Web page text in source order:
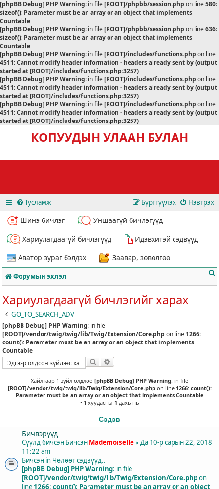
[phpBB Debug] PHP Warning: in file[ROOT]/phpbb/session.php on line580:
sizeof(): Parameter must be an array or an object that implements
Countable
[phpBB Debug] PHP Warning: in file[ROOT]/phpbb/session.php on line636:
sizeof(): Parameter must be an array or an object that implements
Countable
[phpBB Debug] PHP Warning: in file[ROOT]/includes/functions.php on line
4511:Cannot modify header information - headers already sent by (output
started at [ROOT]/includes/functions.php:3257)
[phpBB Debug] PHP Warning: in file[ROOT]/includes/functions.php on line
4511:Cannot modify header information - headers already sent by (output
started at [ROOT]/includes/functions.php:3257)
[phpBB Debug] PHP Warning: in file[ROOT]/includes/functions.php on line
4511:Cannot modify header information - headers already sent by (output
started at [ROOT]/includes/functions.php:3257)
КОПУУДЫН УЛААН БУЛАН
Тусламж Нэвтрэх
Бүртгүүлэх
Шинэ бичлэг
Уншаагүй бичлэгүүд
Хариулагдаагүй бичлэгүүд
Идэвхитэй сэдвүүд
Аватор зураг бэлдэх
Заавар, зөвөлгөө
Форумын эхлэл
Хариулагдаагүй бичлэгийг харах
GO_TO_SEARCH_ADV
[phpBB Debug] PHP Warning: in file
[ROOT]/vendor/twig/twig/lib/Twig/Extension/Core.php on line 1266:
count(): Parameter must be an array or an object that implements
Countable
Хайлт
Хайлтаар 1 зүйл олдлоо [phpBB Debug] PHP Warning: in file
[ROOT]/vendor/twig/twig/lib/Twig/Extension/Core.phpon line 1266: count():
Parameter must be an array or an object that implements Countable
• 1 хуудасны 1 дахь нь
Сэдэв
Бичвэрүүд
Сүүлд бичсэн Бичсэн Mademoiselle« Да 10-р сарын 22, 2018
11:22 am
Бичсэн in Чөлөөт сэдвүүд..
[phpBB Debug] PHP Warning: in file
[ROOT]/vendor/twig/twig/lib/Twig/Extension/Core.phpon
line 1266: count(): Parameter must be an array or an object